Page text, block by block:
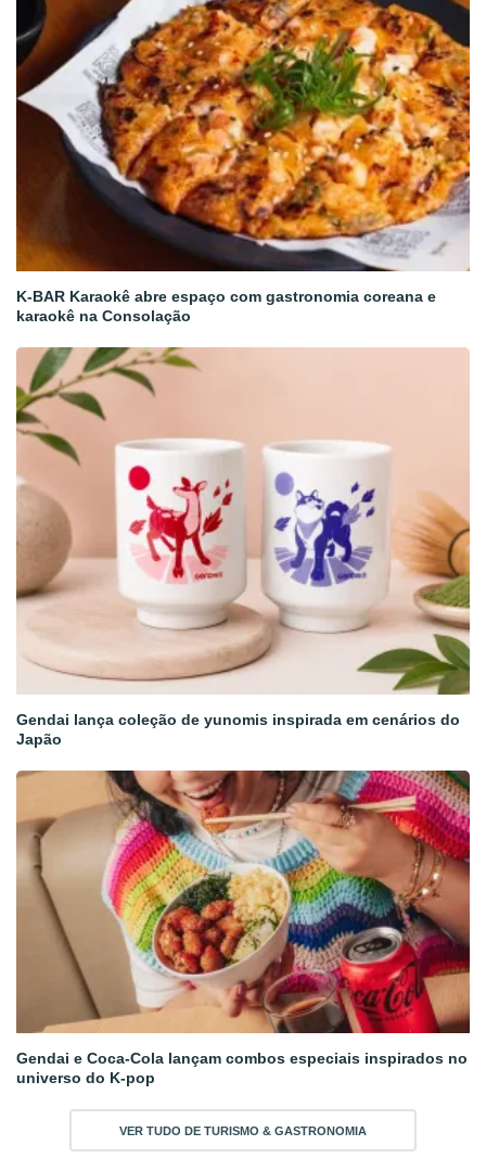
K-BAR Karaokê abre espaço com gastronomia coreana e
karaokê na Consolação
Gendai lança coleção de yunomis inspirada em cenários do
Japão
Gendai e Coca-Cola lançam combos especiais inspirados no
universo do K-pop
VER TUDO DE TURISMO & GASTRONOMIA